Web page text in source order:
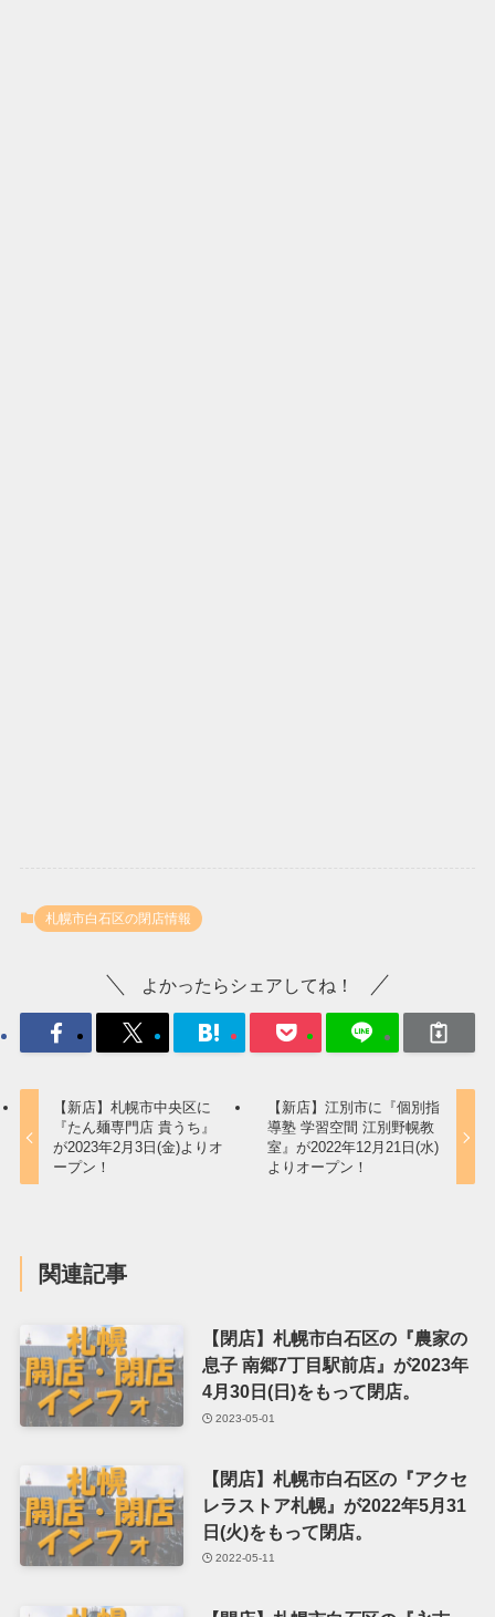
札幌市白石区の閉店情報
よかったらシェアしてね！
【新店】札幌市中央区に
『たん麺専門店 貴うち』
が2023年2月3日(金)よりオ
ープン！
【新店】江別市に『個別指
導塾 学習空間 江別野幌教
室』が2022年12月21日(水)
よりオープン！
関連記事
【閉店】札幌市白石区の『農家の
息子 南郷7丁目駅前店』が2023年
4月30日(日)をもって閉店。
2023-05-01
【閉店】札幌市白石区の『アクセ
レラストア札幌』が2022年5月31
日(火)をもって閉店。
2022-05-11